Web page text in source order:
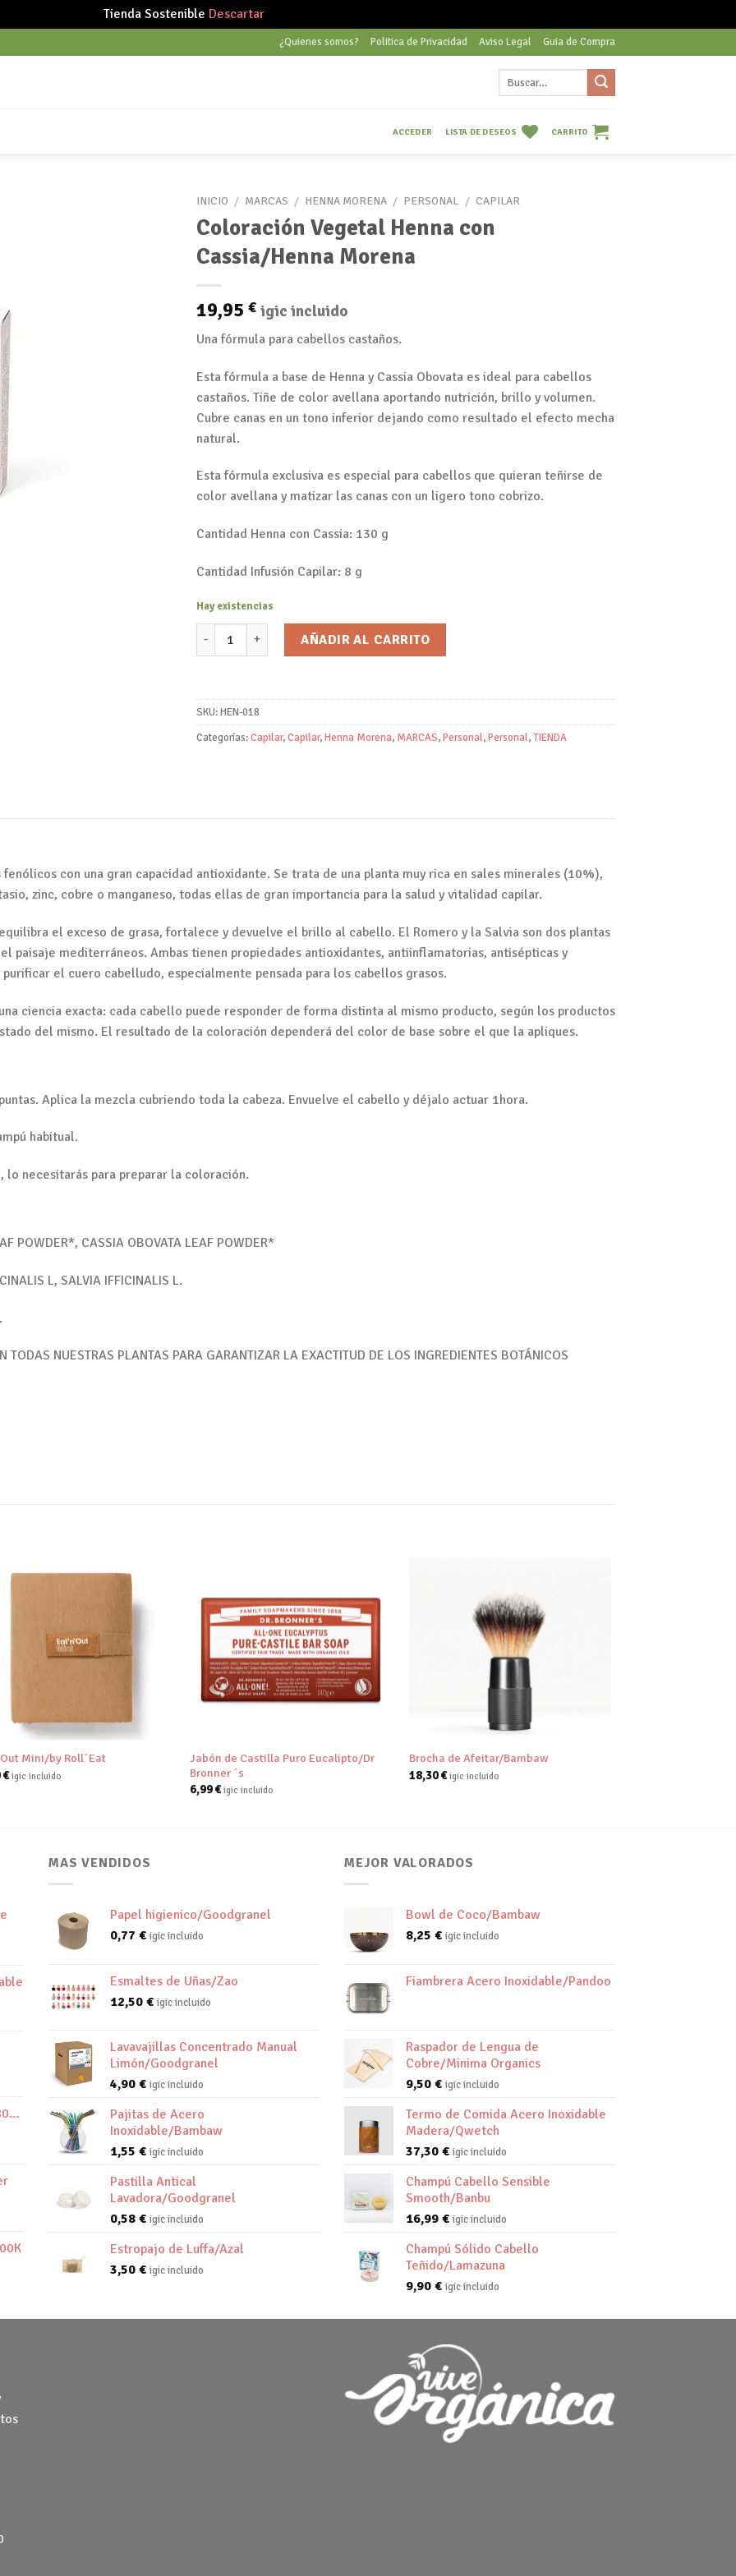
Tienda Sostenible Descartar
¿Quienes somos? Politica de Privacidad Aviso Legal Guia de Compra
ACCEDER LISTA DE DESEOS CARRITO
INICIO / MARCAS / HENNA MORENA / PERSONAL / CAPILAR
Coloración Vegetal Henna con
Cassia/Henna Morena
19,95 € igic incluido
Una fórmula para cabellos castaños.
Esta fórmula a base de Henna y Cassia Obovata es ideal para cabellos
castaños. Tiñe de color avellana aportando nutrición, brillo y volumen.
Cubre canas en un tono inferior dejando como resultado el efecto mecha
natural.
Esta fórmula exclusiva es especial para cabellos que quieran teñirse de
color avellana y matizar las canas con un ligero tono cobrizo.
Cantidad Henna con Cassia: 130 g
Cantidad Infusión Capilar: 8 g
Hay existencias
Coloración Vegetal Henna con Cassia/Henna Morena cantidad
AÑADIR AL CARRITO
SKU:HEN-018
Categorías:Capilar,Capilar,Henna Morena, MARCAS,Personal,Personal,TIENDA
con una gran capacidad antioxidante. Se trata de una planta muy rica en sales minerales (10%),
zinc, cobre o manganeso, todas ellas de gran importancia para la salud y vitalidad capilar.
el exceso de grasa, fortalece y devuelve el brillo al cabello. El Romero y la Salvia son dos plantas
paisaje mediterráneos. Ambas tienen propiedades antioxidantes, antiinflamatorias, antisépticas y
el cuero cabelludo, especialmente pensada para los cabellos grasos.
ciencia exacta: cada cabello puede responder de forma distinta al mismo producto, según los productos
del mismo. El resultado de la coloración dependerá del color de base sobre el que la apliques.
Aplica la mezcla cubriendo toda la cabeza. Envuelve el cabello y déjalo actuar 1hora.
habitual.
necesitarás para preparar la coloración.
POWDER*, CASSIA OBOVATA LEAF POWDER*
L, SALVIA IFFICINALIS L.
NUESTRAS PLANTAS PARA GARANTIZAR LA EXACTITUD DE LOS INGREDIENTES BOTÁNICOS
lista de
Mini/by Roll´Eat
€ igic incluido
deseos
Jabón de Castilla Puro Eucalipto/Dr
Bronner ´s
6,99€ igic incluido
Brocha de Afeitar/Bambaw
18,30€ igic incluido
MAS VENDIDOS
Papel higienico/Goodgranel
0,77 € igic incluido
Esmaltes de Uñas/Zao
12,50 € igic incluido
Lavavajillas Concentrado Manual
Limón/Goodgranel
4,90 € igic incluido
Pajitas de Acero
Inoxidable/Bambaw
1,55 € igic incluido
Pastilla Antical
Lavadora/Goodgranel
0,58 € igic incluido
Estropajo de Luffa/Azal
3,50 € igic incluido
MEJOR VALORADOS
Bowl de Coco/Bambaw
8,25 € igic incluido
Fiambrera Acero Inoxidable/Pandoo
Raspador de Lengua de
Cobre/Minima Organics
9,50 € igic incluido
Termo de Comida Acero Inoxidable
Madera/Qwetch
37,30 € igic incluido
Champú Cabello Sensible
Smooth/Banbu
16,99 € igic incluido
Champú Sólido Cabello
Teñido/Lamazuna
9,90 € igic incluido